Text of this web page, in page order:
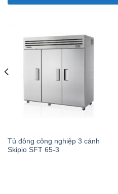
Tủ đông công nghiệp 3 cánh
Skipio SFT 65-3